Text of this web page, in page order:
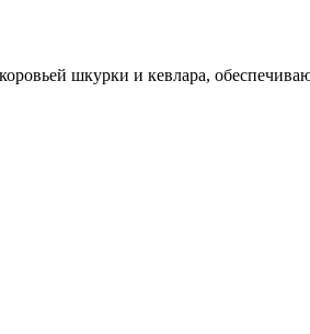
шкурки и кевлара,